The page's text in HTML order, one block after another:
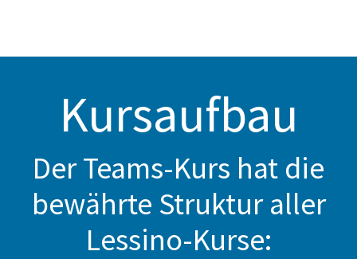
Kursaufbau
Der Teams-Kurs hat die
bewährte Struktur aller
Lessino-Kurse: